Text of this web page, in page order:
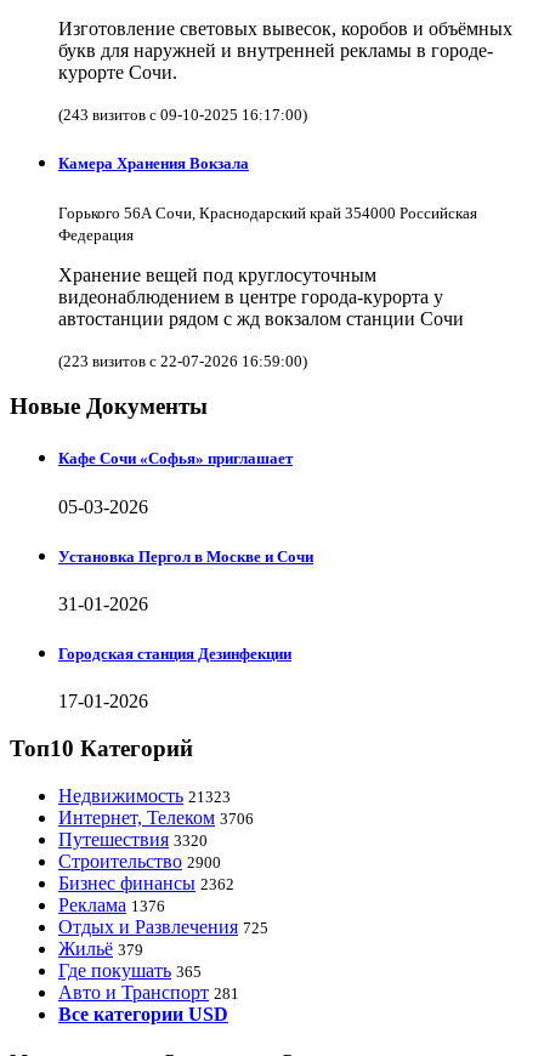
Изготовление световых вывесок, коробов и объёмных
букв для наружней и внутренней рекламы в городе-
курорте Сочи.
(243 визитов с 09-10-2025 16:17:00)
Камера Хранения Вокзала
Горького 56А Сочи, Краснодарский край 354000 Российская
Федерация
Хранение вещей под круглосуточным
видеонаблюдением в центре города-курорта у
автостанции рядом с жд вокзалом станции Сочи
(223 визитов с 22-07-2026 16:59:00)
Новые Документы
Кафе Сочи «Софья» приглашает
05-03-2026
Установка Пергол в Москве и Сочи
31-01-2026
Городская станция Дезинфекции
17-01-2026
Топ10 Категорий
Недвижимость 21323
Интернет, Телеком 3706
Путешествия 3320
Строительство 2900
Бизнес финансы 2362
Реклама 1376
Отдых и Развлечения 725
Жильё 379
Где покушать 365
Авто и Транспорт 281
Все категории USD